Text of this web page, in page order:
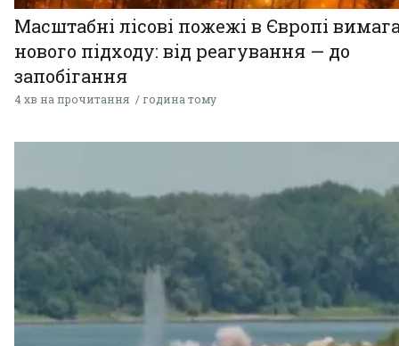
Масштабні лісові пожежі в Європі
нового підходу: від реагування — до
запобігання
4 хв на прочитання година тому